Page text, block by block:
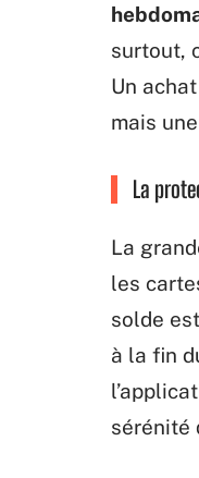
surtout,
Un
mais
La
La
les
solde
à la fin
sérénité